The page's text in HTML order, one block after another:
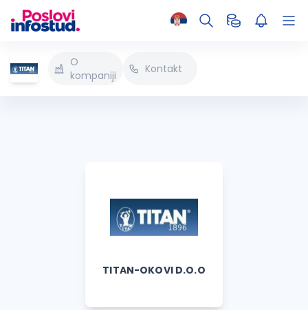
O
kompaniji
Kontakt
TITAN-OKOVI D.O.O